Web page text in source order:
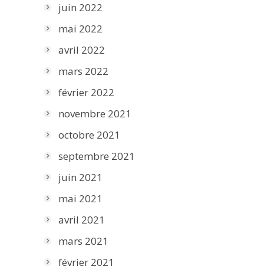
juin 2022
mai 2022
avril 2022
mars 2022
février 2022
novembre 2021
octobre 2021
septembre 2021
juin 2021
mai 2021
avril 2021
mars 2021
février 2021